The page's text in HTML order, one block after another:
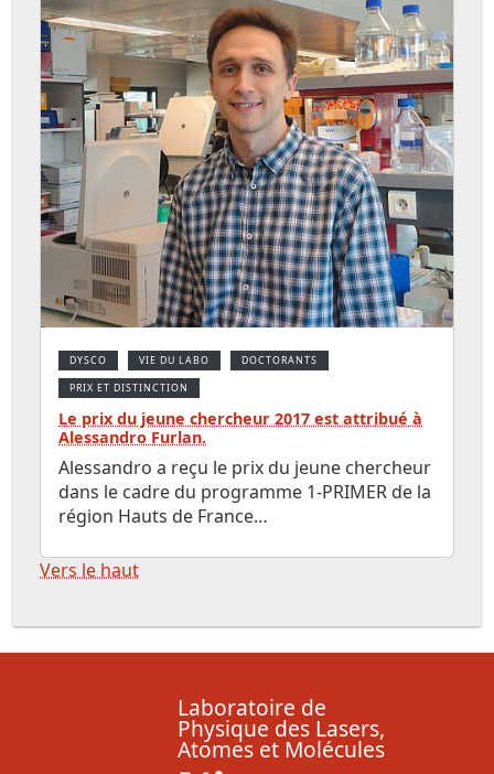
DYSCO VIE DU LABO DOCTORANTS
PRIX ET DISTINCTION
Le prix du jeune chercheur 2017 est attribué à
Alessandro Furlan.
Alessandro a reçu le prix du jeune chercheur
dans le cadre du programme 1-PRIMER de la
région Hauts de France…
Vers le haut
Laboratoire de
Physique des Lasers,
Atomes et Molécules